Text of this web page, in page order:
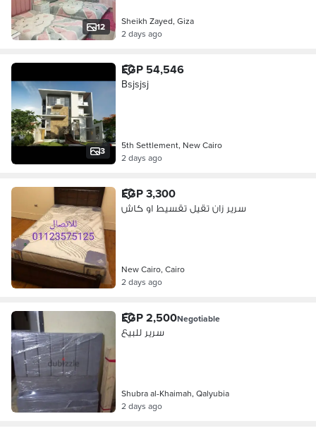
12
Sheikh Zayed, Giza
2 days ago
3
EGP 54,546
Bsjsjsj
5th Settlement, New Cairo
2 days ago
EGP 3,300
سرير زان تقيل تقسيط او كاش
New Cairo, Cairo
2 days ago
EGP 2,500Negotiable
سرير للبيع
Shubra al-Khaimah, Qalyubia
2 days ago